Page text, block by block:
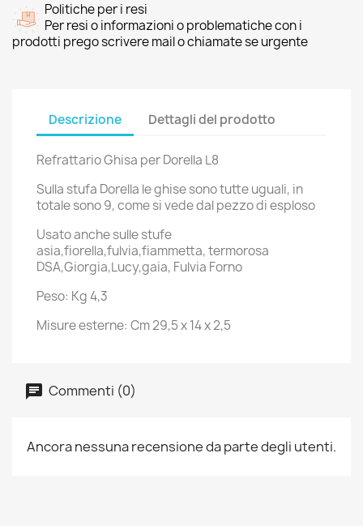
Politiche per i resi
Per resi o informazioni o problematiche con i
prodotti prego scrivere mail o chiamate se urgente
Descrizione Dettagli del prodotto
Refrattario Ghisa per Dorella L8
Sulla stufa Dorella le ghise sono tutte uguali, in
totale sono 9, come si vede dal pezzo di esploso
Usato anche sulle stufe
asia,fiorella,fulvia,fiammetta, termorosa
DSA,Giorgia,Lucy,gaia, Fulvia Forno
Peso: Kg 4,3
Misure esterne: Cm 29,5 x 14 x 2,5
Commenti (0)
Ancora nessuna recensione da parte degli utenti.